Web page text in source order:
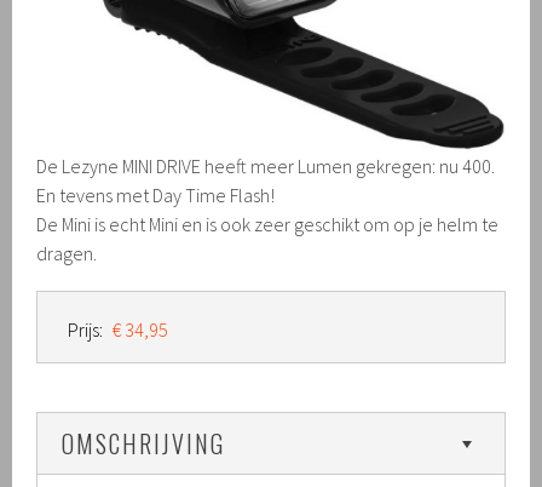
De Lezyne MINI DRIVE heeft meer Lumen gekregen: nu 400.
En tevens met Day Time Flash!
De Mini is echt Mini en is ook zeer geschikt om op je helm te
dragen.
Prijs: € 34,95
OMSCHRIJVING